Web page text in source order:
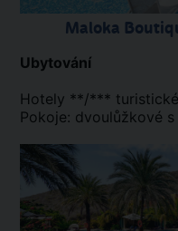
Maloka
Ubytování
Hotely **/***
Pokoje: dvoulůžkové